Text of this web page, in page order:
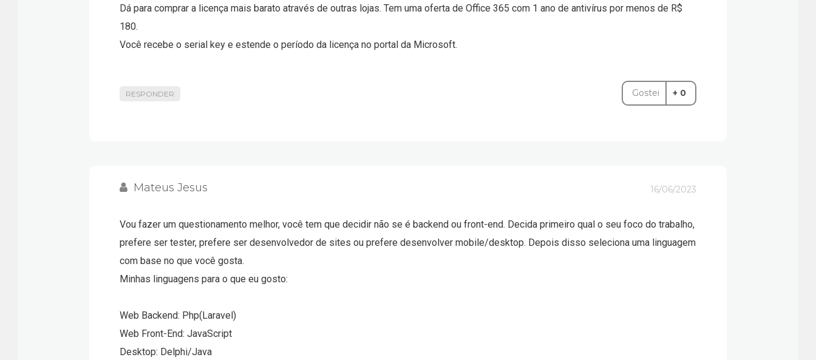
Dá para comprar a licença mais barato através de outras lojas. Tem uma oferta de Office 365 com 1 ano de antivírus por menos de R$
180.
Você recebe o serial key e estende o período da licença no portal da Microsoft.
RESPONDER Gostei + 0
16/06/2023
Mateus Jesus
Vou fazer um questionamento melhor, você tem que decidir não se é backend ou front-end. Decida primeiro qual o seu foco do trabalho,
prefere ser tester, prefere ser desenvolvedor de sites ou prefere desenvolver mobile/desktop. Depois disso seleciona uma linguagem
com base no que você gosta.
Minhas linguagens para o que eu gosto:
Web Backend: Php(Laravel)
Web Front-End: JavaScript
Desktop: Delphi/Java